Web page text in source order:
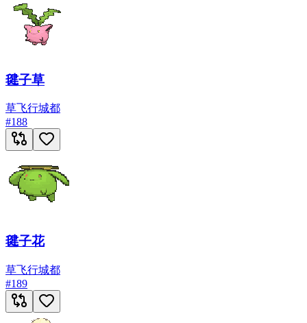
毽子草
草飞行城都
#188
毽子花
草飞行城都
#189